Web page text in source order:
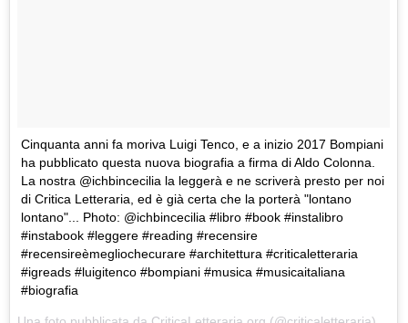
Cinquanta anni fa moriva Luigi Tenco, e a inizio 2017 Bompiani
ha pubblicato questa nuova biografia a firma di Aldo Colonna.
La nostra @ichbincecilia la leggerà e ne scriverà presto per noi
di Critica Letteraria, ed è già certa che la porterà "lontano
lontano"... Photo: @ichbincecilia #libro #book #instalibro
#instabook #leggere #reading #recensire
#recensireèmegliochecurare #architettura #criticaletteraria
#igreads #luigitenco #bompiani #musica #musicaitaliana
#biografia